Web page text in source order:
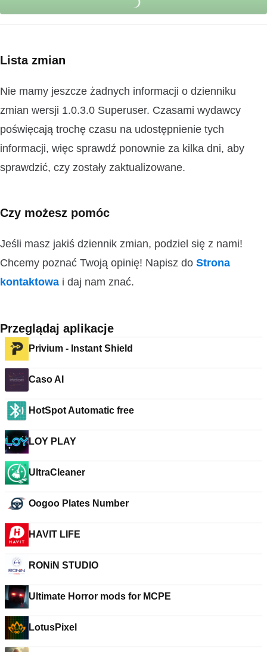
Lista zmian
Nie mamy jeszcze żadnych informacji o dzienniku
zmian wersji 1.0.3.0 Superuser. Czasami wydawcy
poświęcają trochę czasu na udostępnienie tych
informacji, więc sprawdź ponownie za kilka dni, aby
sprawdzić, czy zostały zaktualizowane.
Czy możesz pomóc
Jeśli masz jakiś dziennik zmian, podziel się z nami!
Chcemy poznać Twoją opinię! Napisz do Strona
kontaktowa i daj nam znać.
Przeglądaj aplikacje
Privium - Instant Shield
Caso AI
HotSpot Automatic free
LOY PLAY
UltraCleaner
Oogoo Plates Number
HAVIT LIFE
RONiN STUDIO
Ultimate Horror mods for MCPE
LotusPixel